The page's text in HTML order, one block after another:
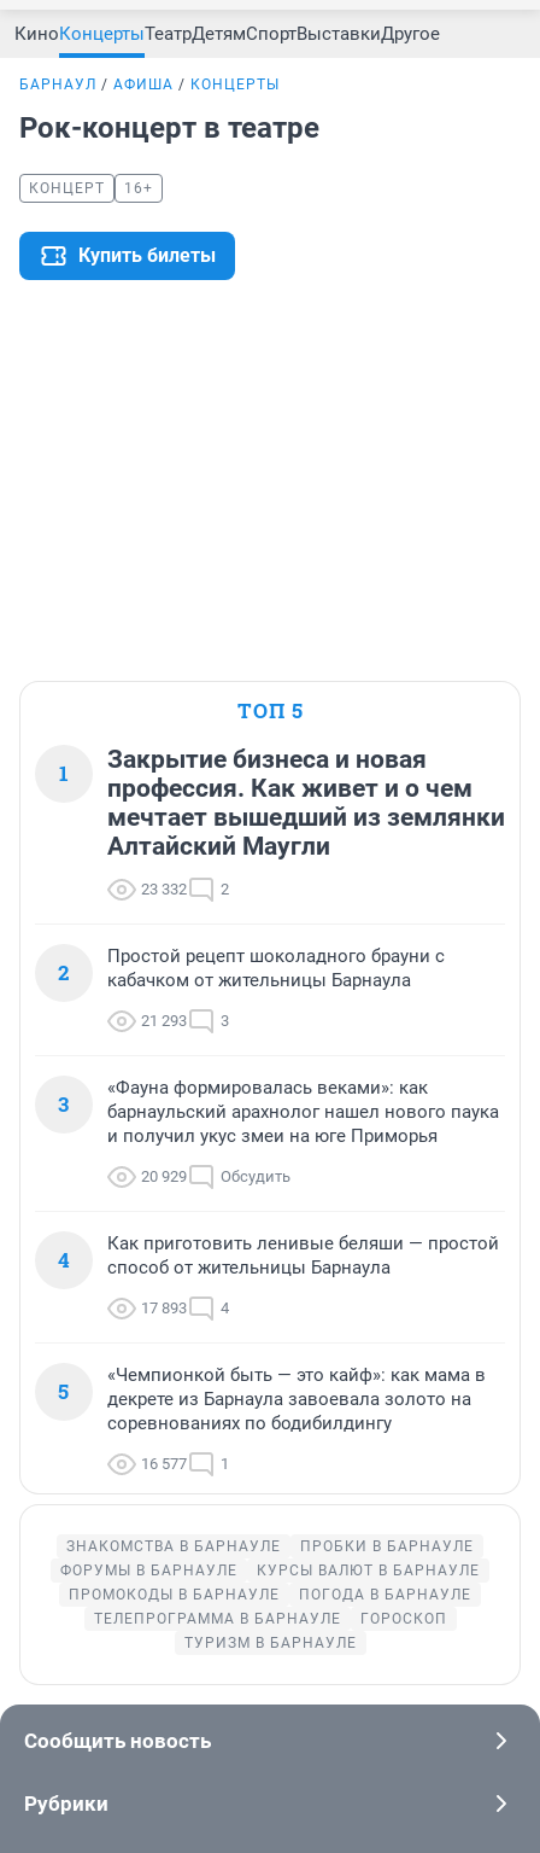
КиноКонцертыТеатрДетямСпортВыставкиДругое
БАРНАУЛ АФИША КОНЦЕРТЫ
Рок-концерт в театре
КОНЦЕРТ 16+
Купить билеты
ТОП 5
1
Закрытие бизнеса и новая
профессия. Как живет и о чем
мечтает вышедший из землянки
Алтайский Маугли
23 332 2
2
Простой рецепт шоколадного брауни с
кабачком от жительницы Барнаула
21 293 3
3
«Фауна формировалась веками»: как
барнаульский арахнолог нашел нового паука
и получил укус змеи на юге Приморья
20 929 Обсудить
4
Как приготовить ленивые беляши — простой
способ от жительницы Барнаула
17 893 4
5
«Чемпионкой быть — это кайф»: как мама в
декрете из Барнаула завоевала золото на
соревнованиях по бодибилдингу
16 577 1
ЗНАКОМСТВА В БАРНАУЛЕ
ПРОБКИ В БАРНАУЛЕ
ФОРУМЫ В БАРНАУЛЕ
КУРСЫ ВАЛЮТ В БАРНАУЛЕ
ПРОМОКОДЫ В БАРНАУЛЕ
ПОГОДА В БАРНАУЛЕ
ТЕЛЕПРОГРАММА В БАРНАУЛЕ
ГОРОСКОП
ТУРИЗМ В БАРНАУЛЕ
Сообщить новость
Рубрики